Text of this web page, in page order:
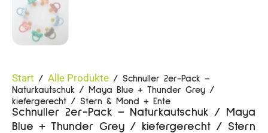
Start / Alle Produkte / Schnuller 2er-Pack –
Naturkautschuk / Maya Blue + Thunder Grey /
kiefergerecht / Stern & Mond + Ente
Schnuller 2er-Pack – Naturkautschuk / Maya
Blue + Thunder Grey / kiefergerecht / Stern